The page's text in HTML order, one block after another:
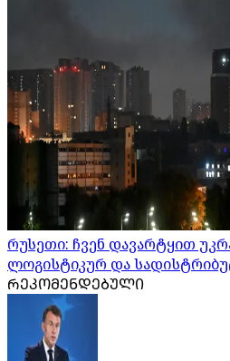
რუსეთი: ჩვენ დავარტყით
ლოგისტიკურ და
ᲠᲔᲙᲝᲛᲔᲜᲓᲔᲑᲣᲚᲘ